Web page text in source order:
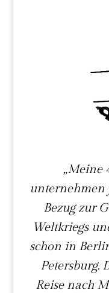
„Meine
unternehmen
Bezug zur
Weltkriegs
schon in
Petersburg.
Reise nach